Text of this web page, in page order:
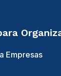
Empresas